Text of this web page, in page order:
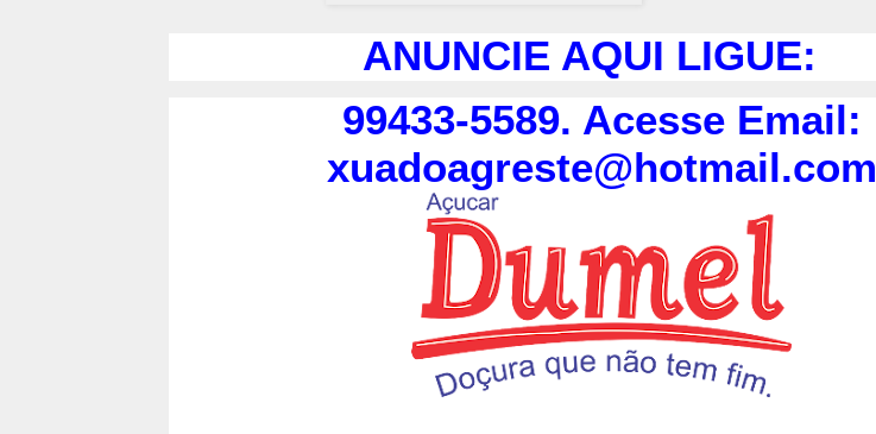
ANUNCIE AQUI LIGUE:
99433-5589. Acesse Email:
xuadoagreste@hotmail.com